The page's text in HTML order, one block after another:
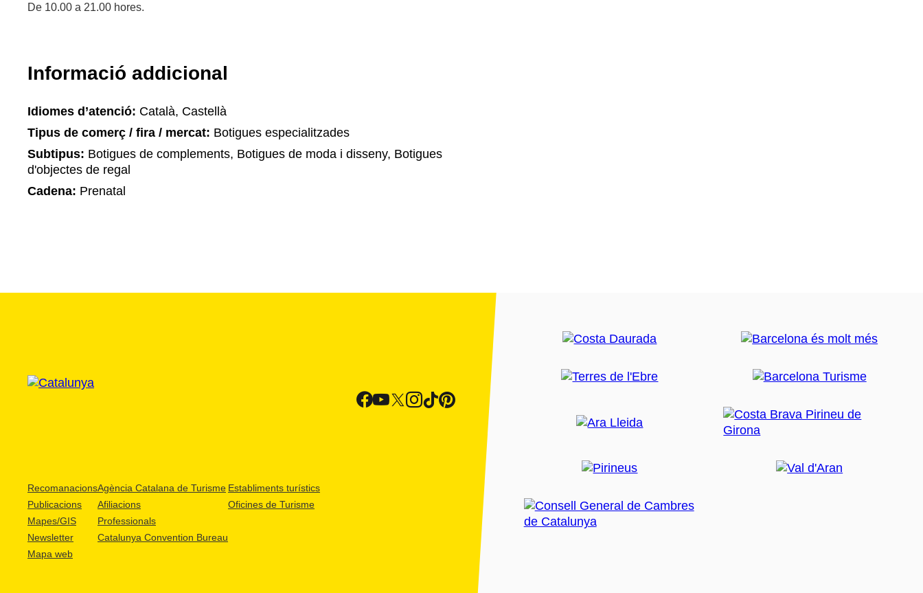
De 10.00 a 21.00 hores.
Informació addicional
Idiomes d’atenció: Català, Castellà
Tipus de comerç / fira / mercat: Botigues especialitzades
Subtipus: Botigues de complements, Botigues de moda i disseny, Botigues
d'objectes de regal
Cadena: Prenatal
Recomanacions
Publicacions
Mapes/GIS
Newsletter
Mapa web
Agència Catalana de Turisme
Afiliacions
Professionals
Catalunya Convention Bureau
Establiments turístics
Oficines de Turisme